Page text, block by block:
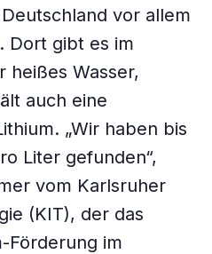
vor allem
Dort gibt es im
heißes Wasser,
auch eine
„Wir haben bis
Liter gefunden“,
vom Karlsruher
(KIT), der das
Förderung im